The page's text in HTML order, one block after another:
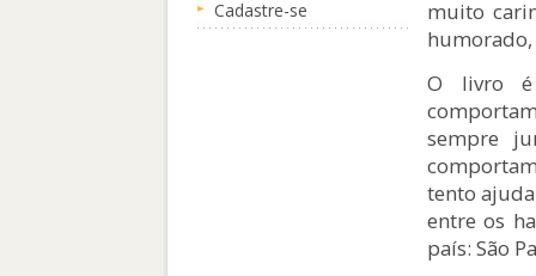
Cadastre-se
muito
O livro
sempre
tento
entre os
país: São